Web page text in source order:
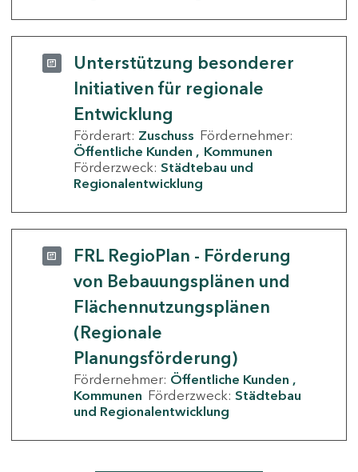
Unterstützung besonderer
Initiativen für regionale
Entwicklung
Förderart: Zuschuss Fördernehmer:
Öffentliche Kunden
Kommunen
Förderzweck: Städtebau und
Regionalentwicklung
FRL RegioPlan - Förderung
von Bebauungsplänen und
Flächennutzungsplänen
(Regionale
Planungsförderung)
Fördernehmer: Öffentliche Kunden
Kommunen Förderzweck: Städtebau
und Regionalentwicklung